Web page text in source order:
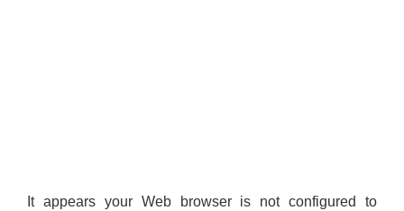
It appears your Web browser is not configured to